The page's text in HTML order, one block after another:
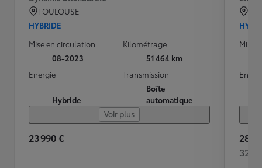
TOULOUSE
HYBRIDE
Mise en circulation
08-2023
Kilométrage
51 464 km
Energie
Hybride
Transmission
Boîte
automatique
Voir plus
23 990 €
Mise
28
329